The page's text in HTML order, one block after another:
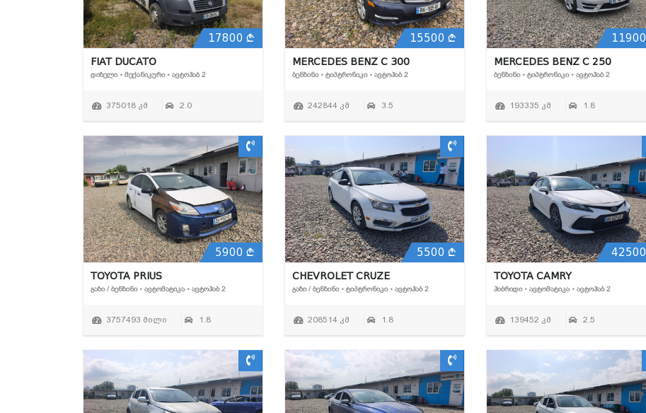
17800
FIAT DUCATO
ᲓᲘᲖᲔᲚᲘ • ᲛᲔᲥᲐᲜᲘᲙᲣᲠᲘ • ᲐᲕᲢᲝᲰᲐᲑ 2
375018 კმ 2.0
15500
MERCEDES BENZ C 300
ᲑᲔᲜᲖᲘᲜᲘ • ᲢᲘᲞᲢᲠᲝᲜᲘᲙᲘ • ᲐᲕᲢᲝᲰᲐᲑ 2
242844 კმ 3.5
11900
MERCEDES BENZ C 250
ᲑᲔᲜᲖᲘᲜᲘ • ᲢᲘᲞᲢᲠᲝᲜᲘᲙᲘ • ᲐᲕᲢᲝᲰᲐᲑ 2
193335 კმ 1.8
5900
TOYOTA PRIUS
ᲒᲐᲖᲘ / ᲑᲔᲜᲖᲘᲜᲘ • ᲐᲕᲢᲝᲛᲐᲢᲘᲙᲐ • ᲐᲕᲢᲝᲰᲐᲑ 2
3757493 მილი 1.8
5500
CHEVROLET CRUZE
ᲒᲐᲖᲘ / ᲑᲔᲜᲖᲘᲜᲘ • ᲢᲘᲞᲢᲠᲝᲜᲘᲙᲘ • ᲐᲕᲢᲝᲰᲐᲑ 2
208514 კმ 1.8
42500
TOYOTA CAMRY
ᲰᲘᲑᲠᲘᲓᲘ • ᲐᲕᲢᲝᲛᲐᲢᲘᲙᲐ • ᲐᲕᲢᲝᲰᲐᲑ 2
139452 კმ 2.5